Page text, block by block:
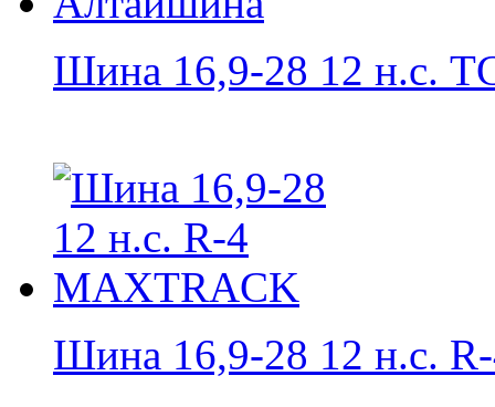
Шина 16,9-28 12 н.с.
Шина 16,9-28 12 н.с.